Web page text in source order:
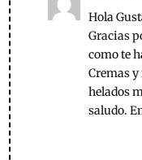
Hola
Gracias
como te
Cremas
helados
saludo.